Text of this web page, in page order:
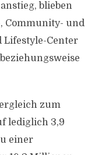
blieben
Community- und
Lifestyle-Center
zum
lediglich 3,9
einer